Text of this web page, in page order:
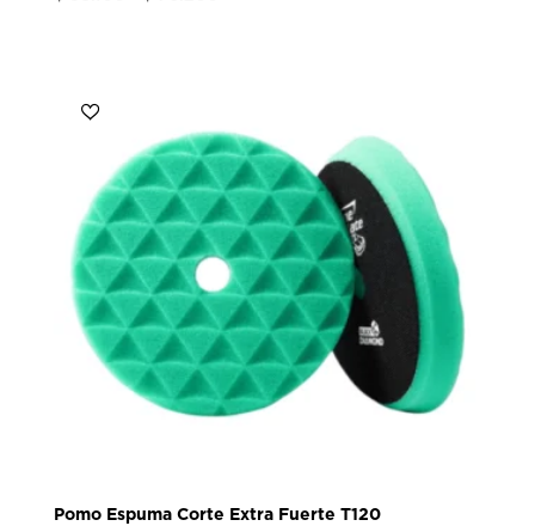
hasta
$ 76.200
Pomo Espuma Corte Extra Fuerte T120